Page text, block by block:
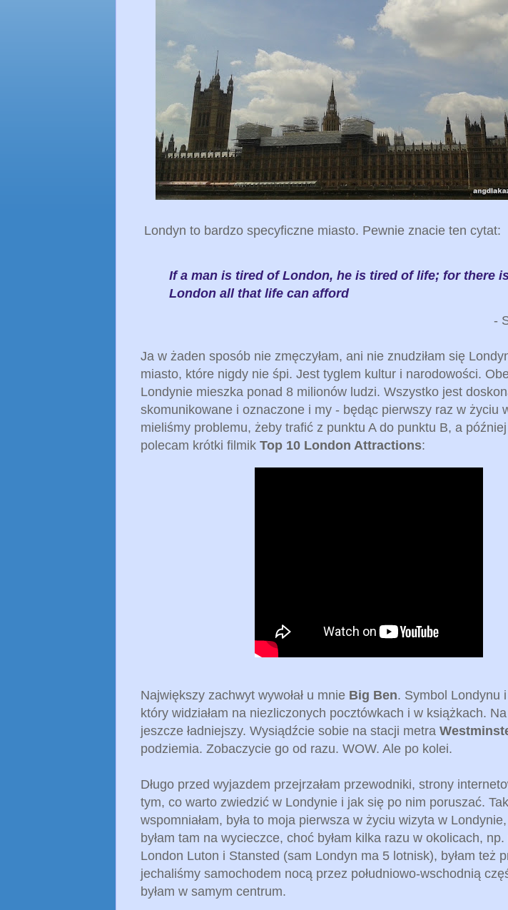
Londyn to bardzo specyficzne miasto. Pewnie znacie ten cytat:
If a man is tired of London, he is tired of life; for there
London all that life can afford
-
Ja w żaden sposób nie zmęczyłam, ani nie znudziłam się
miasto, które nigdy nie śpi. Jest tyglem kultur i narodowości.
Londynie mieszka ponad 8 milionów ludzi. Wszystko jest
skomunikowane i oznaczone i my - będąc pierwszy raz w życiu
mieliśmy problemu, żeby trafić z punktu A do punktu B, a
polecam krótki filmik Top 10 London Attractions:
Największy zachwyt wywołał u mnie Big Ben. Symbol Londynu i
który widziałam na niezliczonych pocztówkach i w książkach.
jeszcze ładniejszy. Wysiądźcie sobie na stacji metra
podziemia. Zobaczycie go od razu. WOW. Ale po kolei.
Długo przed wyjazdem przejrzałam przewodniki, strony
tym, co warto zwiedzić w Londynie i jak się po nim poruszać.
wspomniałam, była to moja pierwsza w życiu wizyta w
byłam tam na wycieczce, choć byłam kilka razu w okolicach,
London Luton i Stansted (sam Londyn ma 5 lotnisk), byłam też
jechaliśmy samochodem nocą przez południowo-wschodnią
byłam w samym centrum.